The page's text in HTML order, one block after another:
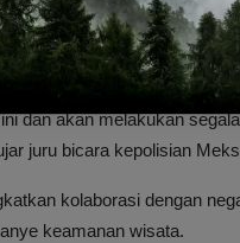
mengerahkan aparat
menegaskan komitmen
dan akan melakukan
juru bicara kepolisian
kolaborasi dengan
keamanan wisata.